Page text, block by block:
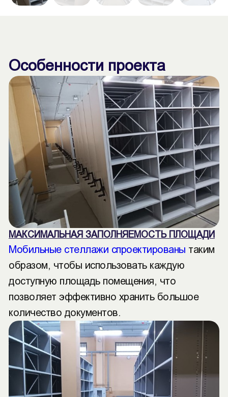
Особенности проекта
МАКСИМАЛЬНАЯ ЗАПОЛНЯЕМОСТЬ ПЛОЩАДИ
Мобильные стеллажи спроектированы таким
образом, чтобы использовать каждую
доступную площадь помещения, что
позволяет эффективно хранить большое
количество документов.